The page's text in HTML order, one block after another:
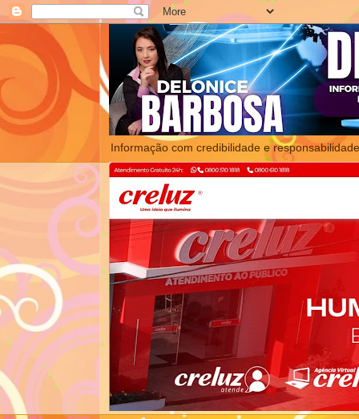
Informação com credibilidade e